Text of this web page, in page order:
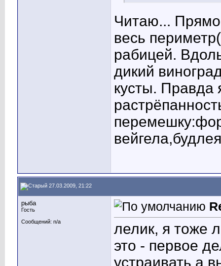
Читаю... Прямо
весь
рабицей.
дикий
кусты.
27.03.2009, 21:22
рыба
Гость
Сообщений: n/a
лелик, я тоже
это - первое
устраивать а